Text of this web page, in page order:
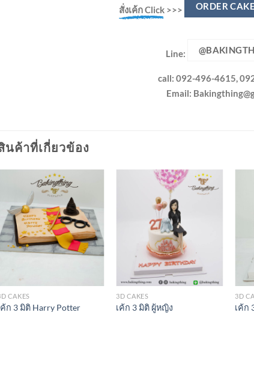
สั่งเค้ก Click >>> ORDER
Line:
call: 092-496-4615,
Email:
นค้าที่เกี่ยวข้อง
CAKES
ค้ก 3 มิติ Harry Potter
3D CAKES
เค้ก 3 มิติ ผู้หญิง
3D
เค้ก